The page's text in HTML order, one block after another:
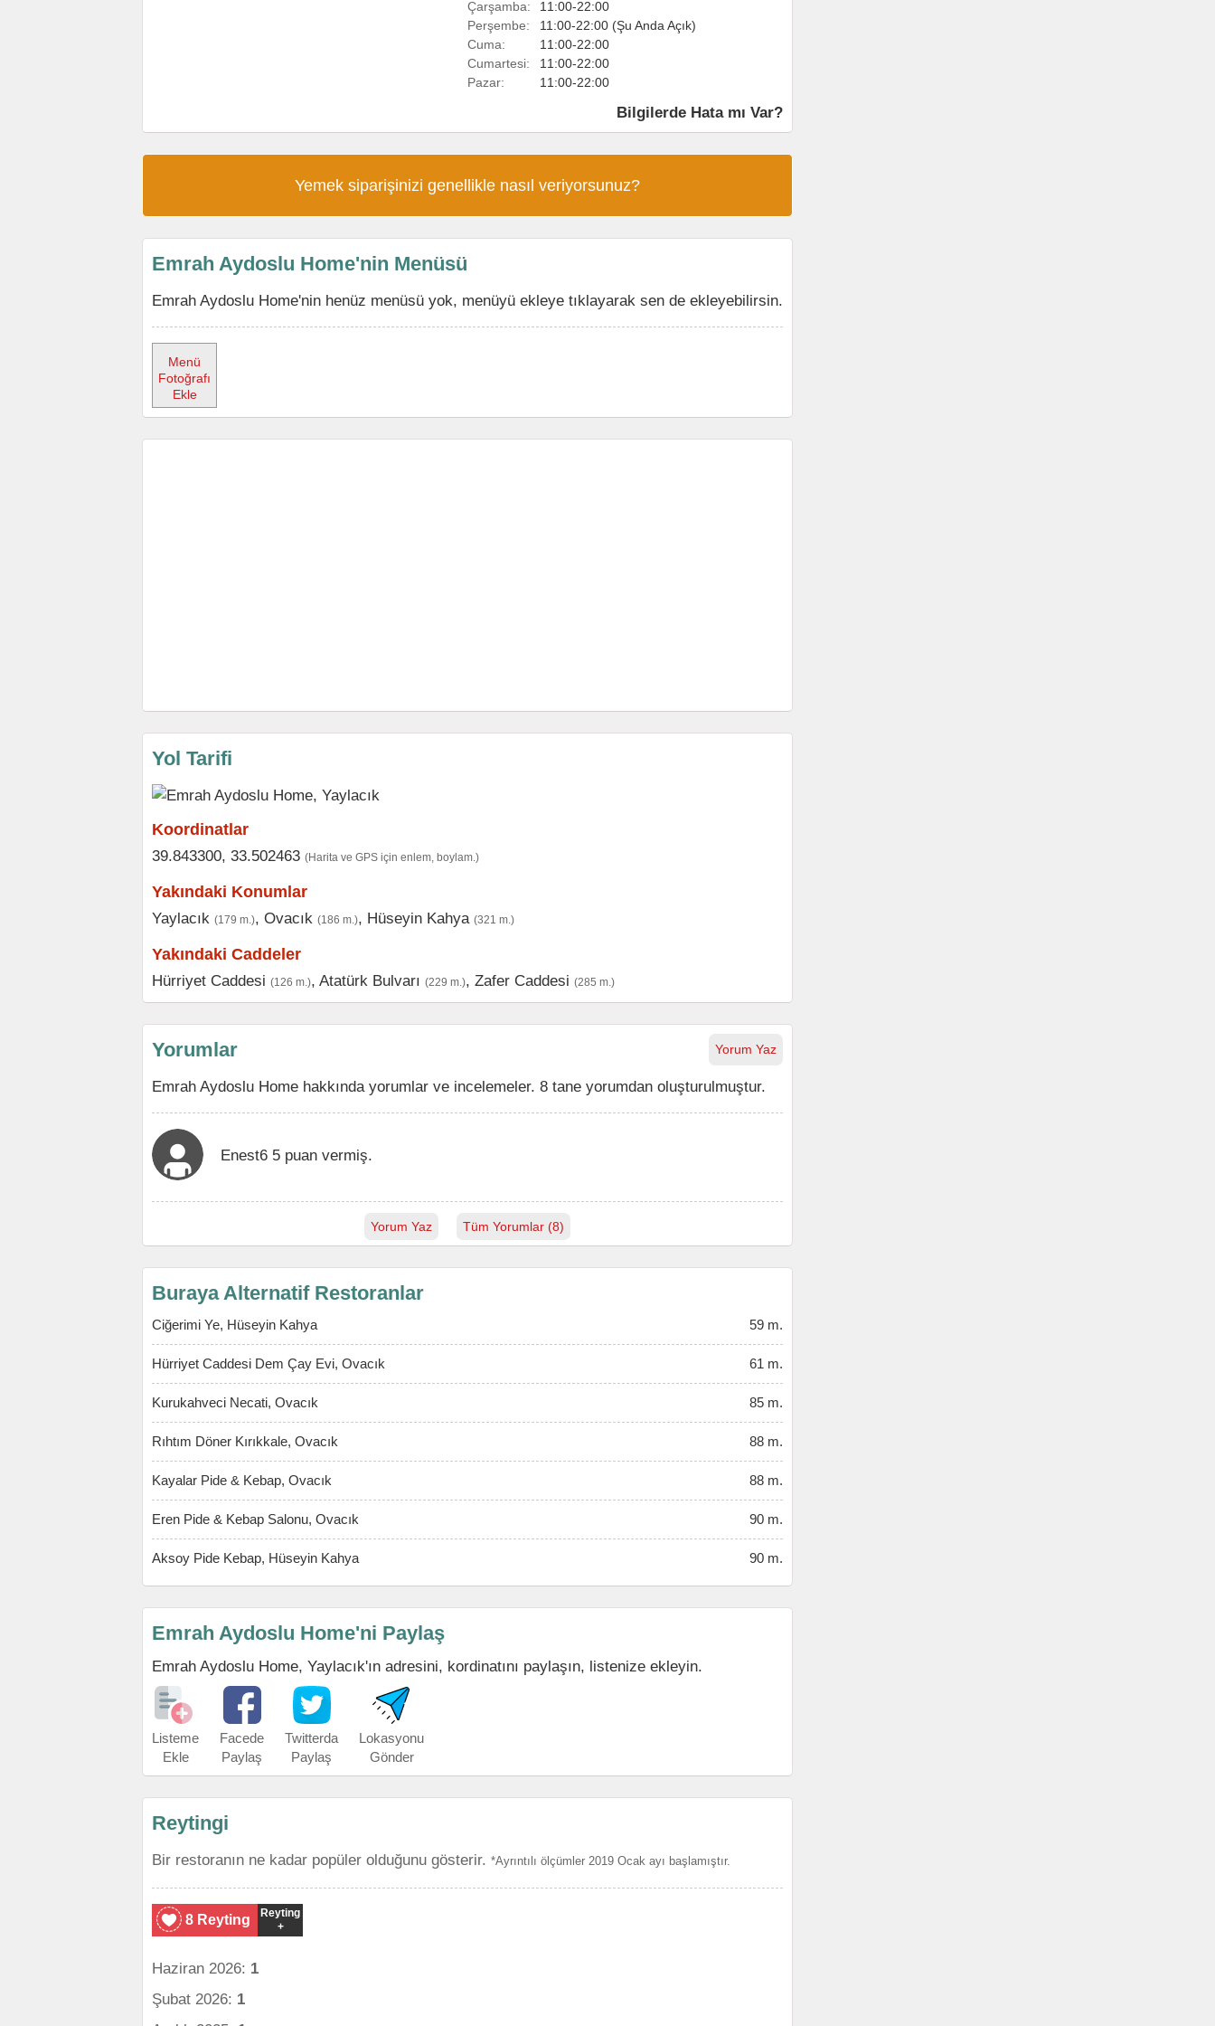
Çarşamba:
11:00-22:00
Perşembe:
11:00-22:00 (Şu Anda Açık)
Cuma:
11:00-22:00
Cumartesi:
11:00-22:00
Pazar:
11:00-22:00
Bilgilerde Hata mı Var?
Yemek siparişinizi genellikle nasıl veriyorsunuz?
Emrah Aydoslu Home'nin Menüsü
Emrah Aydoslu Home'nin henüz menüsü yok, menüyü ekleye tıklayarak sen de ekleyebilirsin.
Menü
Fotoğrafı
Ekle
Yol Tarifi
Koordinatlar
39.843300, 33.502463 (Harita ve GPS için enlem, boylam.)
Yakındaki Konumlar
Yaylacık (179 m.), Ovacık (186 m.), Hüseyin Kahya (321 m.)
Yakındaki Caddeler
Hürriyet Caddesi (126 m.), Atatürk Bulvarı (229 m.), Zafer Caddesi (285 m.)
Yorum Yaz
Yorumlar
Emrah Aydoslu Home hakkında yorumlar ve incelemeler. 8 tane yorumdan oluşturulmuştur.
Enest6 5 puan vermiş.
Yorum Yaz Tüm Yorumlar (8)
Buraya Alternatif Restoranlar
Ciğerimi Ye, Hüseyin Kahya 59 m.
Hürriyet Caddesi Dem Çay Evi, Ovacık 61 m.
Kurukahveci Necati, Ovacık 85 m.
Rıhtım Döner Kırıkkale, Ovacık 88 m.
Kayalar Pide & Kebap, Ovacık 88 m.
Eren Pide & Kebap Salonu, Ovacık 90 m.
Aksoy Pide Kebap, Hüseyin Kahya 90 m.
Emrah Aydoslu Home'ni Paylaş
Emrah Aydoslu Home, Yaylacık'ın adresini, kordinatını paylaşın, listenize ekleyin.
Listeme
Ekle
Facede
Paylaş
Twitterda
Paylaş
Lokasyonu
Gönder
Reytingi
Bir restoranın ne kadar popüler olduğunu gösterir. *Ayrıntılı ölçümler 2019 Ocak ayı başlamıştır.
8 Reyting
Reyting
+
Haziran 2026: 1
Şubat 2026: 1